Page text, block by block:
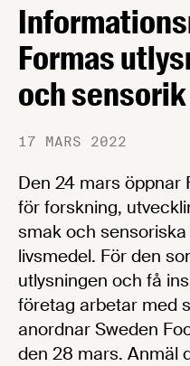
Formas
och sensorik
17 MARS 2022
Den 24 mars öppnar
för forskning,
smak och
livsmedel. För den
utlysningen och få
företag arbetar med
anordnar Sweden
den 28 mars. Anmäl